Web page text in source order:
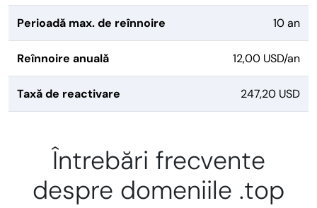
Perioadă max. de reînnoire 10 an
Reînnoire anuală 12,00 USD/an
Taxă de reactivare 247,20 USD
Întrebări frecvente
despre domeniile .top